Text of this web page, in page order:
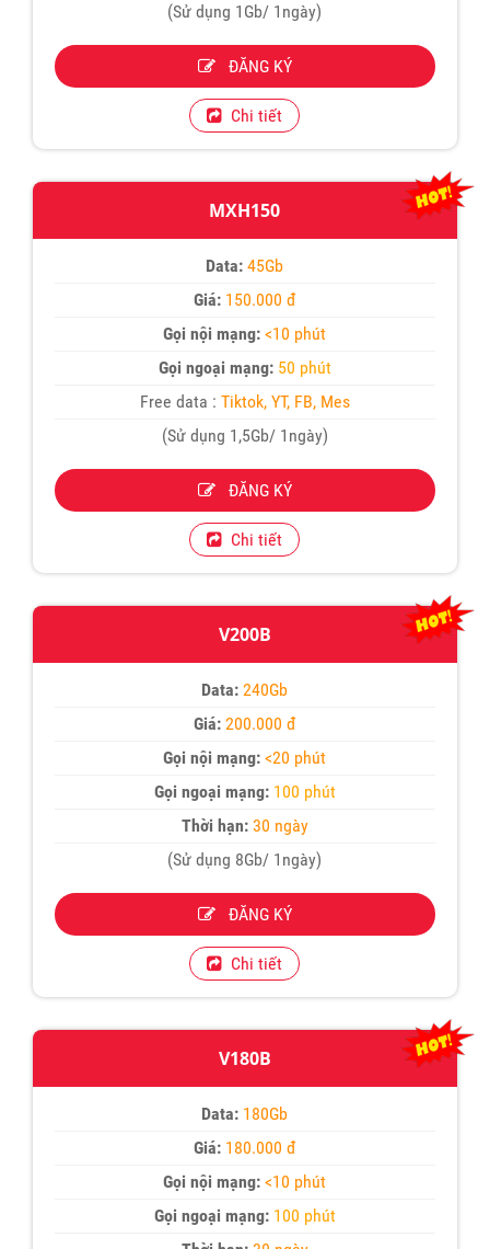
(Sử dụng 1Gb/ 1ngày)
ĐĂNG KÝ
Chi tiết
MXH150
Data: 45Gb
Giá: 150.000 đ
Gọi nội mạng: <10 phút
Gọi ngoại mạng: 50 phút
Free data : Tiktok, YT, FB, Mes
(Sử dụng 1,5Gb/ 1ngày)
ĐĂNG KÝ
Chi tiết
V200B
Data: 240Gb
Giá:200.000 đ
Gọi nội mạng: <20 phút
Gọi ngoại mạng: 100 phút
Thời hạn:30 ngày
(Sử dụng 8Gb/ 1ngày)
ĐĂNG KÝ
Chi tiết
V180B
Data: 180Gb
Giá: 180.000 đ
Gọi nội mạng: <10 phút
Gọi ngoại mạng: 100 phút